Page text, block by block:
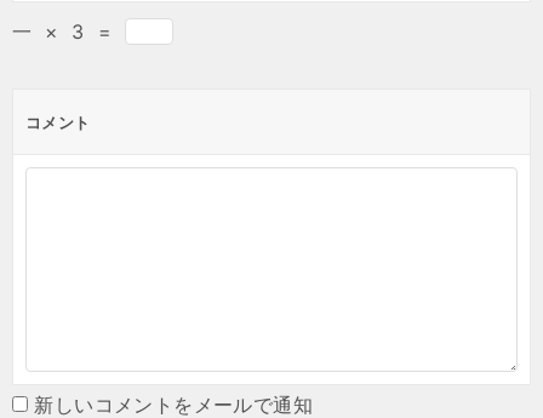
一 × 3 =
コメント
新しいコメントをメールで通知